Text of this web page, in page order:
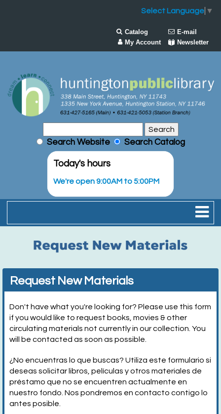
Select Language ▼
Catalog
E-mail
My Account
Newsletter
Search Website Search Catalog
Today's hours
We're open 9:00AM to 5:00PM
Request New Materials
Don't have what you're looking for? Please use this form
if you would like to request books, movies & other
circulating materials not currently in our collection. You
will be contacted as soon as possible.
¿No encuentras lo que buscas? Utiliza este formulario si
deseas solicitar libros, películas y otros materiales de
préstamo que no se encuentren actualmente en
nuestro fondo. Nos pondremos en contacto contigo lo
antes posible.